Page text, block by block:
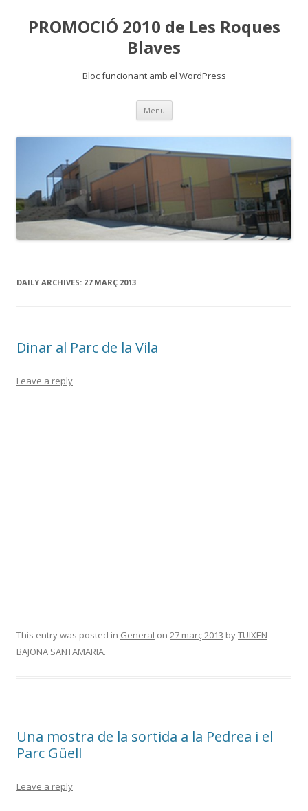
PROMOCIÓ 2010 de Les Roques
Blaves
Bloc funcionant amb el WordPress
Menu Skip
content
DAILY ARCHIVES: 27 MARÇ 2013
Dinar al Parc de la Vila
Leave a reply
This entry was posted in General on 27 març 2013 byTUIXEN
BAJONA SANTAMARIA.
Una mostra de la sortida a la Pedrea i el
Parc Güell
Leave a reply